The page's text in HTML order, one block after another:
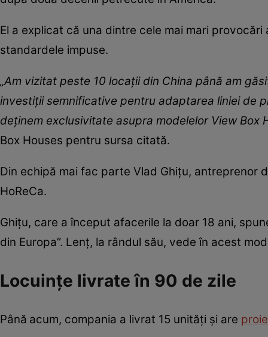
El a explicat că una dintre cele mai mari
standardele impuse.
„Am vizitat peste 10 locații din China până am
investiții semnificative pentru adaptarea liniei de
deținem exclusivitate asupra modelelor View Box
Box Houses pentru sursa citată.
Din echipă mai fac parte Vlad Ghițu, antreprenor
HoReCa.
Ghițu, care a început afacerile la doar 18 ani,
din Europa”. Lenț, la rândul său, vede în acest
Locuințe livrate în 90 de zile
Până acum, compania a livrat 15 unități și are